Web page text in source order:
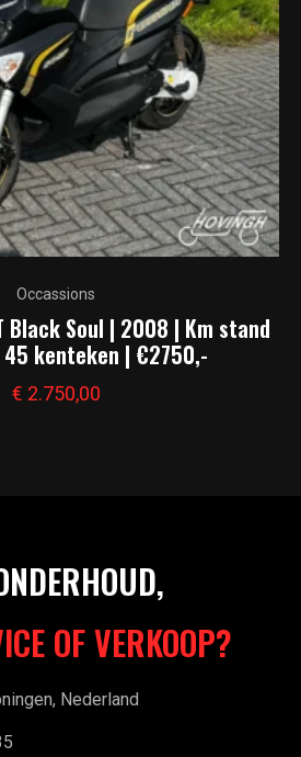
Occassions
Black Soul | 2008 | Km stand
45 kenteken | €2750,-
€ 2.750,00
OF VERKOOP?
Nederland